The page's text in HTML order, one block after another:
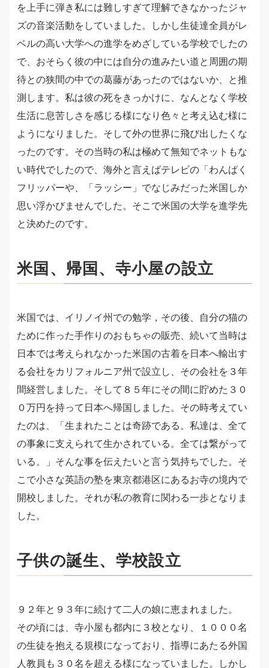
を上手に弾き私には難しすぎて理解できなかったジャ
ズの音楽活動をしていました。しかし生徒達全員がレ
ベルの高い大学への進学をめざしている学校でしたの
で、おそらく彼の中には自分の進みたい道と周囲の期
待との狭間の中での葛藤があったのではないか、と推
測します。私は彼の死をきっかけに、なんとなく学校
生活に息苦しさを感じる様になり色々と考え込む様に
ようになりました。そして外の世界に飛び出したくな
ったのです。その当時の私は極めて無知でネットもな
い時代でしたので、海外と言えばテレビの「わんぱく
フリッパーや、「ラッシー」でなじみだった米国しか
思い浮かびませんでした。そこで米国の大学を進学先
と決めたのです。
米国、帰国、寺小屋の設立
米国では、イリノイ州での勉学，その後、自分の猫の
ために作った手作りのおもちゃの販売、続いて当時は
日本では考えられなかった米国の古着を日本へ輸出す
る会社をカリフォルニア州で設立し、その会社を３年
間経営しました。そして８５年にその間に貯めた３０
０万円を持って日本へ帰国しました。その時考えてい
たのは、「生まれたことは奇跡である。私達は、全て
の事象に支えられて生かされている。全ては繋がって
いる。」そんな事を伝えたいと言う気持ちでした。そ
こで小さな英語の塾を東京都港区にあるお寺の境内で
開校しました。それが私の教育に関わる一歩となりま
した。
子供の誕生、学校設立
９２年と９３年に続けて二人の娘に恵まれました。
その頃には、寺小屋も都内に３校となり、１０００名
の生徒を抱える規模になっており、指導にあたる外国
人教員も３０名を超える様になっていました。しかし